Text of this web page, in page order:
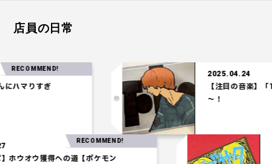
店員の日常
すぎ
2025.04.24
【注目の音楽】「Tele」
～！
統一パ】ホウオウ獲得への道【ポケモン
RECOMMEND!